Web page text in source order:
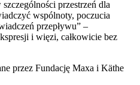
przestrzeń dla
wspólnoty, poczucia
przepływu” –
i więzi, całkowicie bez
przez Fundację Maxa i Käthe